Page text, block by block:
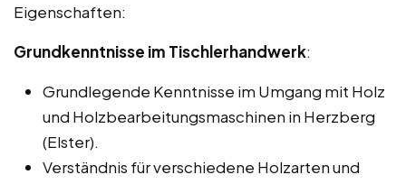
Eigenschaften:
Grundkenntnisse im Tischlerhandwerk:
Grundlegende Kenntnisse im Umgang mit Holz
und Holzbearbeitungsmaschinen in Herzberg
(Elster).
Verständnis für verschiedene Holzarten und